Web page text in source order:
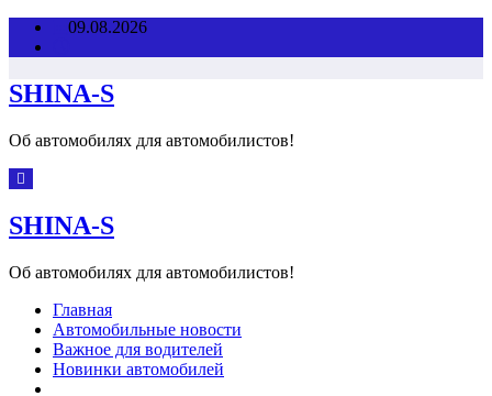
Перейти09.08.2026
SHINA-S
Об автомобилях для автомобилистов!
SHINA-S
Об автомобилях для автомобилистов!
Главная
Автомобильные новости
Важное для водителей
Новинки автомобилей